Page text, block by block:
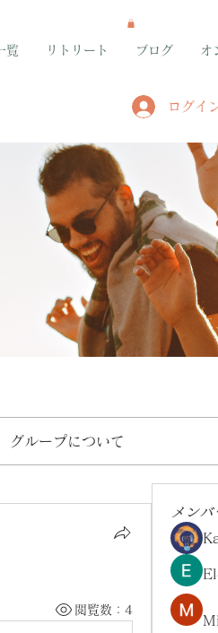
覧 リトリート ブログ オ
ログイ
グループについて
閲覧数：4
メンバ